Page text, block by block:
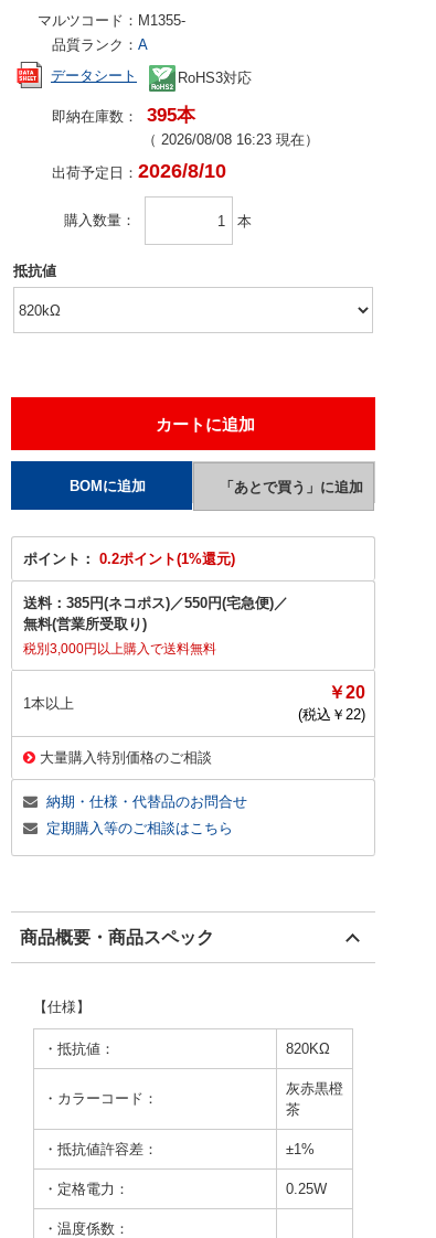
マルツコード： M1355-
品質ランク： A
データシート
RoHS3対応
即納在庫数： 395本
（ 2026/08/08 16:23 現在）
出荷予定日： 2026/8/10
購入数量 本
抵抗値
ポイント： 0.2ポイント(1%還元)
送料： 385円(ネコポス)／550円(宅急便)／
無料(営業所受取り)
税別3,000円以上購入で送料無料
1本以上
￥20
(税込￥ 22)
大量購入特別価格のご相談
納期・仕様・代替品のお問合せ
定期購入等のご相談はこちら
商品概要・商品スペック
【仕様】
・抵抗値： 820KΩ
・カラーコード：
灰赤黒橙
茶
・抵抗値許容差： ±1%
・定格電力： 0.25W
・温度係数：